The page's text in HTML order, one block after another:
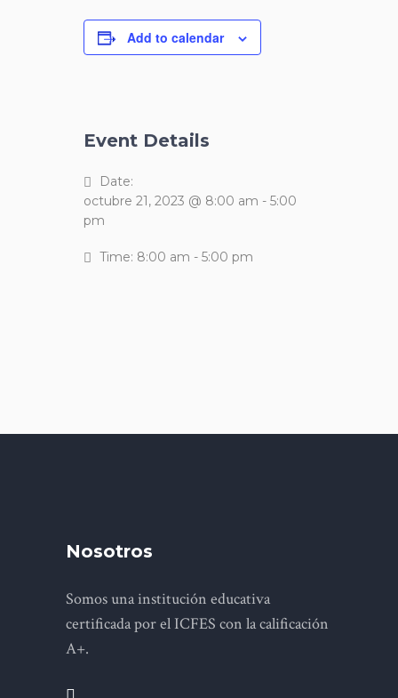
Add to calendar
Event Details
Date:
octubre 21, 2023 @ 8:00 am - 5:00
pm
Time: 8:00 am - 5:00 pm
Nosotros
Somos una institución educativa
certificada por el ICFES con la calificación
A+.